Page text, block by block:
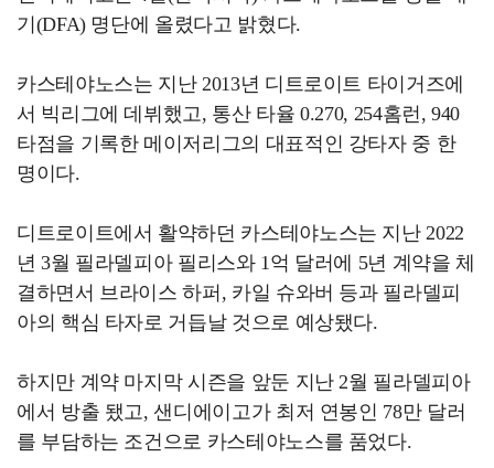
기(DFA) 명단에 올렸다고 밝혔다.
카스테야노스는 지난 2013년 디트로이트 타이거즈에
서 빅리그에 데뷔했고, 통산 타율 0.270, 254홈런, 940
타점을 기록한 메이저리그의 대표적인 강타자 중 한
명이다.
디트로이트에서 활약하던 카스테야노스는 지난 2022
년 3월 필라델피아 필리스와 1억 달러에 5년 계약을 체
결하면서 브라이스 하퍼, 카일 슈와버 등과 필라델피
아의 핵심 타자로 거듭날 것으로 예상됐다.
하지만 계약 마지막 시즌을 앞둔 지난 2월 필라델피아
에서 방출 됐고, 샌디에이고가 최저 연봉인 78만 달러
를 부담하는 조건으로 카스테야노스를 품었다.